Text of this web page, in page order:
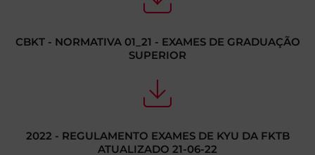
CBKT - NORMATIVA 01_21 - EXAMES DE GRADUAÇÃO
SUPERIOR
2022 - REGULAMENTO EXAMES DE KYU DA FKTB
ATUALIZADO 21-06-22